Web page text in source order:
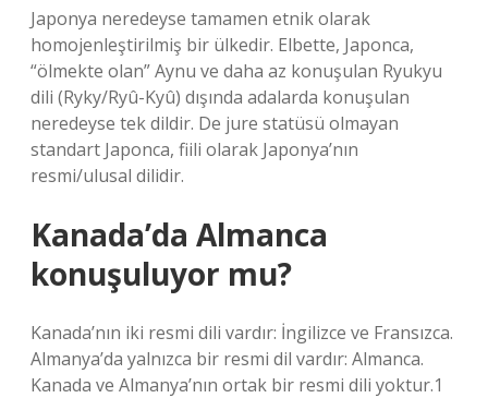
Japonya neredeyse tamamen etnik olarak
homojenleştirilmiş bir ülkedir. Elbette, Japonca,
“ölmekte olan” Aynu ve daha az konuşulan Ryukyu
dili (Ryky/Ryû-Kyû) dışında adalarda konuşulan
neredeyse tek dildir. De jure statüsü olmayan
standart Japonca, fiili olarak Japonya’nın
resmi/ulusal dilidir.
Kanada’da Almanca
konuşuluyor mu?
Kanada’nın iki resmi dili vardır: İngilizce ve Fransızca.
Almanya’da yalnızca bir resmi dil vardır: Almanca.
Kanada ve Almanya’nın ortak bir resmi dili yoktur.1